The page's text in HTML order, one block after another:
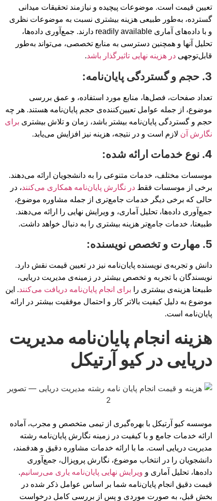
تعیین قیمت است. موضوعات پیچیده و نیازمند تحقیقات میدانی
گسترده، به‌طور طبیعی هزینه بیشتری نسبت به موضوعات نظری
و با داده‌های آماری readily available دارند. جمع‌آوری داده‌ها،
تحلیل آنها و همچنین دسترسی به منابع تخصصی، می‌تواند به‌طور
قابل‌توجهی در هزینه نهایی تاثیرگذار باشد.
3. حجم و گستردگی پایان‌نامه:
تعداد صفحات، فصل‌ها، منابع مورد استفاده، و عمق بررسی
موضوع، از جمله عوامل تعیین‌کننده‌ی حجم پایان‌نامه هستند. هر چه
حجم و گستردگی پایان‌نامه بیشتر باشد، زمان و تلاش بیشتری برای
نگارش آن لازم است و در نتیجه، هزینه نیز افزایش می‌یابد.
4. نوع خدمات ارائه شده:
موسسات مختلف، خدمات متنوعی را به دانشجویان ارائه می‌دهند.
برخی از موسسات فقط در نگارش پایان‌نامه همکاری می‌کنند، در
حالی که برخی دیگر خدمات جامع‌تری از جمله مشاوره موضوع،
جمع‌آوری داده‌ها، تحلیل آماری، و ویرایش نهایی را ارائه می‌دهند.
طبیعتا، خدمات جامع‌تر هزینه بیشتری را به دنبال خواهد داشت.
5. مهارت و تخصص نویسنده:
دانش و تجربه‌ی نویسنده پایان‌نامه نیز در تعیین قیمت نقش دارد.
نویسندگان با تجربه و تخصص بیشتر در زمینه‌ی مدیریت دریایی،
طبیعتا هزینه‌ی بیشتری را برای انجام پایان‌نامه دریافت می‌کنند. این
موضوع به دلیل کیفیت بالاتر کار و احتمال موفقیت بیشتر در ارائه
پایان‌نامه است.
هزینه انجام پایان‌نامه مدیریت
دریایی در کیو آرتیکل
موسسه کیو آرتیکل با بهره‌گیری از تیمی متخصص و مجرب، آماده
ارائه خدمات جامع و با کیفیت در زمینه نگارش پایان‌نامه رشته
مدیریت دریایی است. ما با ارائه خدمات مشاوره دقیق و هدفمند،
دانشجویان را در انتخاب موضوع، نگارش پروپزال، جمع‌آوری
داده‌ها، تحلیل آماری و ویرایش نهایی پایان‌نامه یاری می‌رسانیم.
قیمت دقیق انجام پایان‌نامه شما بر اساس عوامل ذکر شده در
بخش قبل، به صورت موردی و پس از بررسی کامل درخواست